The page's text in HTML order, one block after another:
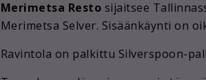
Merimetsa Resto sijaitsee
Merimetsa Selver. Sisäänkäynti on
Ravintola on palkittu Silverspoon-